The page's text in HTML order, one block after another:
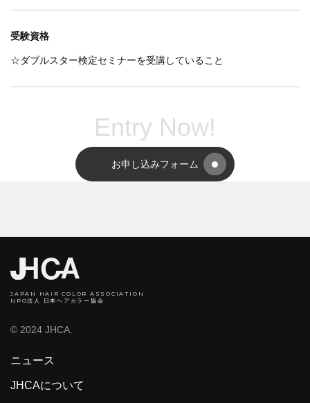
受験資格
☆ダブルスター検定セミナーを受講していること
Entry Now!
お申し込みフォーム
JAPAN HAIR COLOR ASSOCIATION
NPO法人 日本ヘアカラー協会
© 2024 JHCA.
ニュース
JHCAについて